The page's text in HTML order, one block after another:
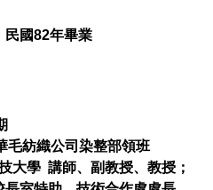
國82年畢業
毛紡織公司染整部領班
大學 講師、副教授、教授；